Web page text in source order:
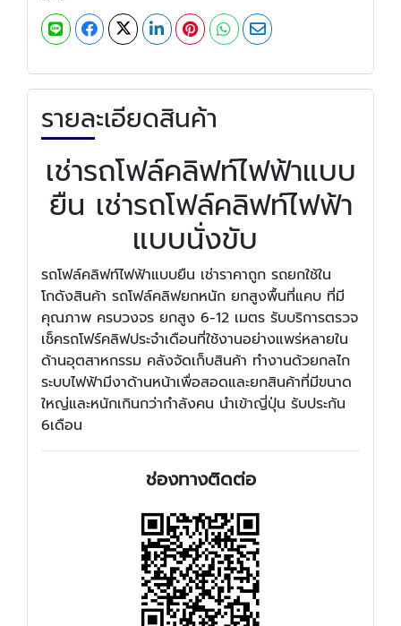
รายละเอียดสินค้า
เช่ารถโฟล์คลิฟท์ไฟฟ้าแบบ
ยืน เช่ารถโฟล์คลิฟท์ไฟฟ้า
แบบนั่งขับ
รถโฟล์คลิฟท์ไฟฟ้าแบบยืน เช่าราคาถูก รถยกใช้ใน
โกดังสินค้า รถโฟล์คลิฟยกหนัก ยกสูงพื้นที่แคบ ที่มี
คุณภาพ ครบวงจร ยกสูง 6-12 เมตร รับบริการตรวจ
เช็ครถโฟร์คลิฟประจำเดือนที่ใช้งานอย่างแพร่หลายใน
ด้านอุตสาหกรรม คลังจัดเก็บสินค้า ทำงานด้วยกลไก
ระบบไฟฟ้ามีงาด้านหน้าเพื่อสอดและยกสินค้าที่มีขนาด
ใหญ่และหนักเกินกว่ากำลังคน นำเข้าญี่ปุ่น รับประกัน
6เดือน
ช่องทางติดต่อ